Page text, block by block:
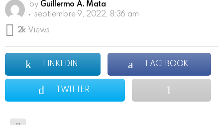
by Guillermo A. Mata
septiembre 9, 2022, 8:36 am
2k Views
LINKEDIN FACEBOOK
TWITTER